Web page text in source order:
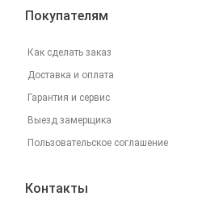
Покупателям
Как сделать заказ
Доставка и оплата
Гарантия и сервис
Выезд замерщика
Пользовательское соглашение
Контакты